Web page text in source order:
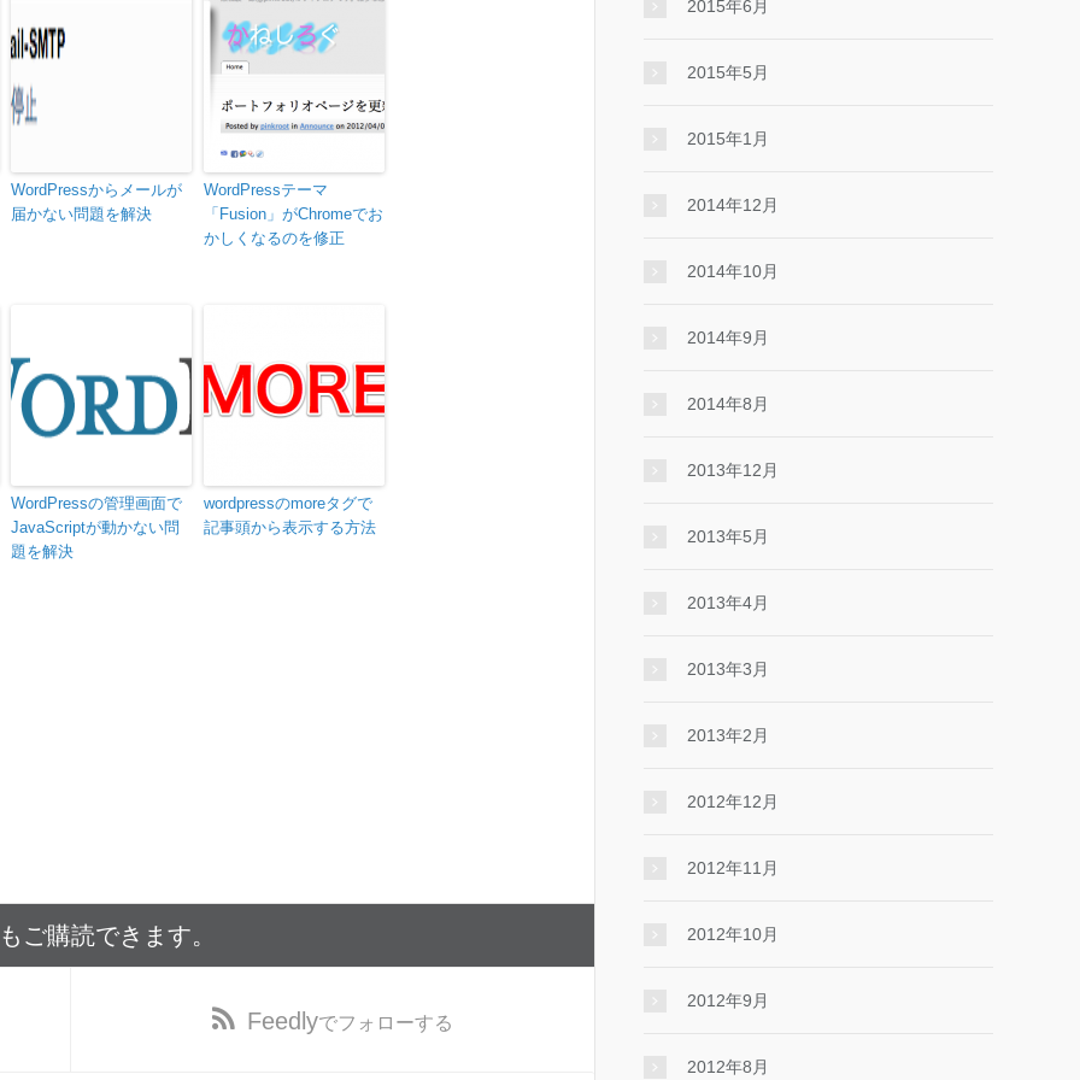
WordPressからメールが
届かない問題を解決
WordPressテーマ
「Fusion」がChromeでお
かしくなるのを修正
WordPressの管理画面で
JavaScriptが動かない問
題を解決
wordpressのmoreタグで
記事頭から表示する方法
ご購読できます。
Feedlyでフォローする
2015年6月
2015年5月
2015年1月
2014年12月
2014年10月
2014年9月
2014年8月
2013年12月
2013年5月
2013年4月
2013年3月
2013年2月
2012年12月
2012年11月
2012年10月
2012年9月
2012年8月